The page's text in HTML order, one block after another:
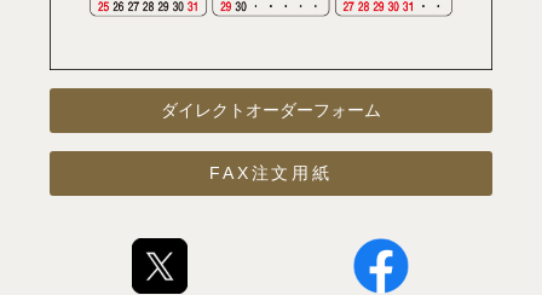
ダイレクトオーダーフォーム
FAX注文用紙